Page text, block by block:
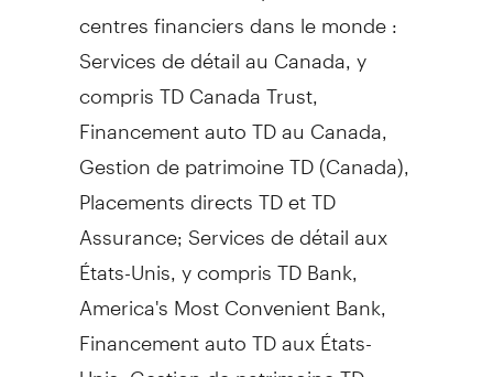
centres financiers dans le monde :
Services de détail au Canada , y
compris TD Canada Trust,
Financement auto TD au Canada
Gestion depatrimoine TD (Canada),
Placements directs TD et TD
Assurance; Services de détail aux
États-Unis, y compris TD Bank,
America's Most Convenient Bank,
Financement auto TD aux États-